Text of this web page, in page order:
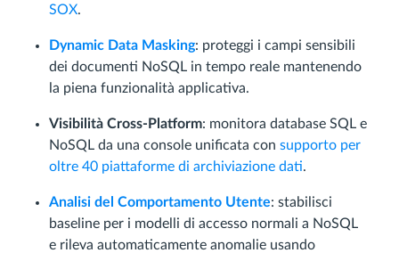
SOX.
Dynamic Data Masking: proteggi i campi sensibili
dei documenti NoSQL in tempo reale mantenendo
la piena funzionalità applicativa.
Visibilità Cross-Platform: monitora database SQL e
NoSQL da una console unificata con supporto per
oltre 40 piattaforme di archiviazione dati.
Analisi del Comportamento Utente: stabilisci
baseline per i modelli di accesso normali a NoSQL
e rileva automaticamente anomalie usando